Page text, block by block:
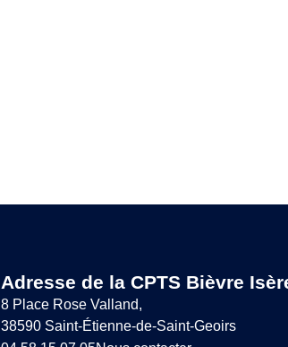
Adresse de la CPTS Bièvre
8 Place Rose Valland,
38590 Saint-Étienne-de-Saint-Geoirs